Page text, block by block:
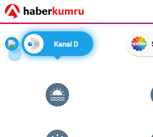
Kanal D